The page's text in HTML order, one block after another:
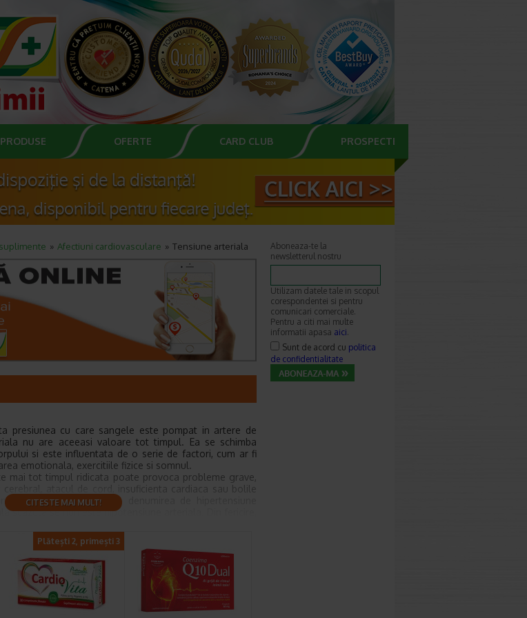
OFERTE CARD CLUB PROSPECTE
Afectiuni cardiovasculare Tensiune arteriala
presiunea cu care sangele este pompat in artere de
nu are aceeasi valoare tot timpul. Ea se schimba
si este influentata de o serie de factori, cum ar fi
emotionala, exercitiile fizice si somnul.
mai tot timpul ridicata poate provoca probleme grave,
atacul de cord, insuficienta cardiaca sau bolile
care persista poarta denumirea de hipertensiune
scazuta se numeste hipotensiune arteriala. Din fericire,
de viata sanatos.
arteriala
atunci cand persoana in cauza este relaxata si
este inregistrata sub forma a doua numere, de exemplu
presiunea in artere atunci cand inima se contracta si
sistolica.
CITESTE MAI MULT!
Plătești 2, primești 3
Aboneaza-te la
newsletterul nostru
Utilizam datele tale in scopul
corespondentei si pentru
comunicari comerciale.
Pentru a citi mai multe
informatii apasa aici.
Sunt de acord cu politica
de confidentialitate